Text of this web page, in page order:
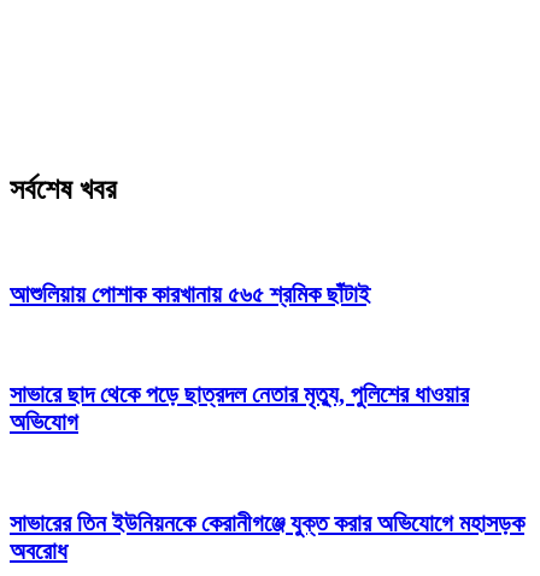
সর্বশেষ খবর
আশুলিয়ায় পোশাক কারখানায় ৫৬৫ শ্রমিক ছাঁটাই
সাভারে ছাদ থেকে পড়ে ছাত্রদল নেতার মৃত্যু, পুলিশের ধাওয়ার
অভিযোগ
সাভারের তিন ইউনিয়নকে কেরানীগঞ্জে যুক্ত করার অভিযোগে মহাসড়ক
অবরোধ